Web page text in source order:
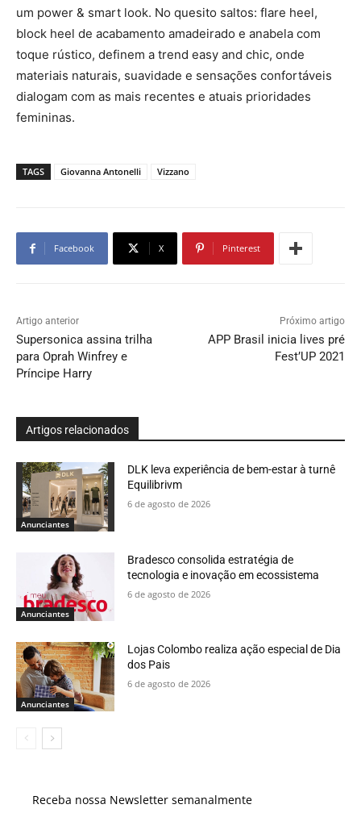
um power & smart look. No quesito saltos: flare heel,
block heel de acabamento amadeirado e anabela com
toque rústico, definem a trend easy and chic, onde
materiais naturais, suavidade e sensações confortáveis
dialogam com as mais recentes e atuais prioridades
femininas.
TAGS Giovanna Antonelli Vizzano
Facebook X Pinterest
Artigo anterior
Supersonica assina trilha
para Oprah Winfrey e
Príncipe Harry
Próximo artigo
APP Brasil inicia lives pré
Fest’UP 2021
Artigos relacionados
Anunciantes
DLK leva experiência de bem-estar à turnê
Equilibrivm
6 de agosto de 2026
Anunciantes
Bradesco consolida estratégia de
tecnologia e inovação em ecossistema
6 de agosto de 2026
Anunciantes
Lojas Colombo realiza ação especial de Dia
dos Pais
6 de agosto de 2026
Receba nossa Newsletter semanalmente